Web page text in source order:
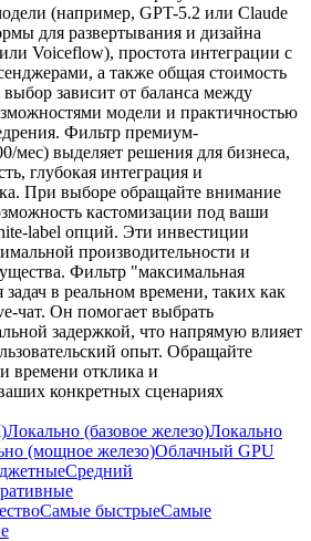
(например, GPT-5.2 или Claude
для развертывания и дизайна
Voiceflow), простота интеграции с
а также общая стоимость
зависит от баланса между
модели и практичностью
Фильтр премиум-
мес) выделяет решения для бизнеса,
глубокая интеграция и
При выборе обращайте внимание
кастомизации под ваши
label опций. Эти инвестиции
производительности и
Фильтр "максимальная
задач в реальном времени, таких как
чат. Он помогает выбрать
задержкой, что напрямую влияет
опыт. Обращайте
времени отклика и
конкретных сценариях
Локально (базовое железо)Локально
(мощное железо)Облачный GPU
Средний
Самые быстрыеСамые